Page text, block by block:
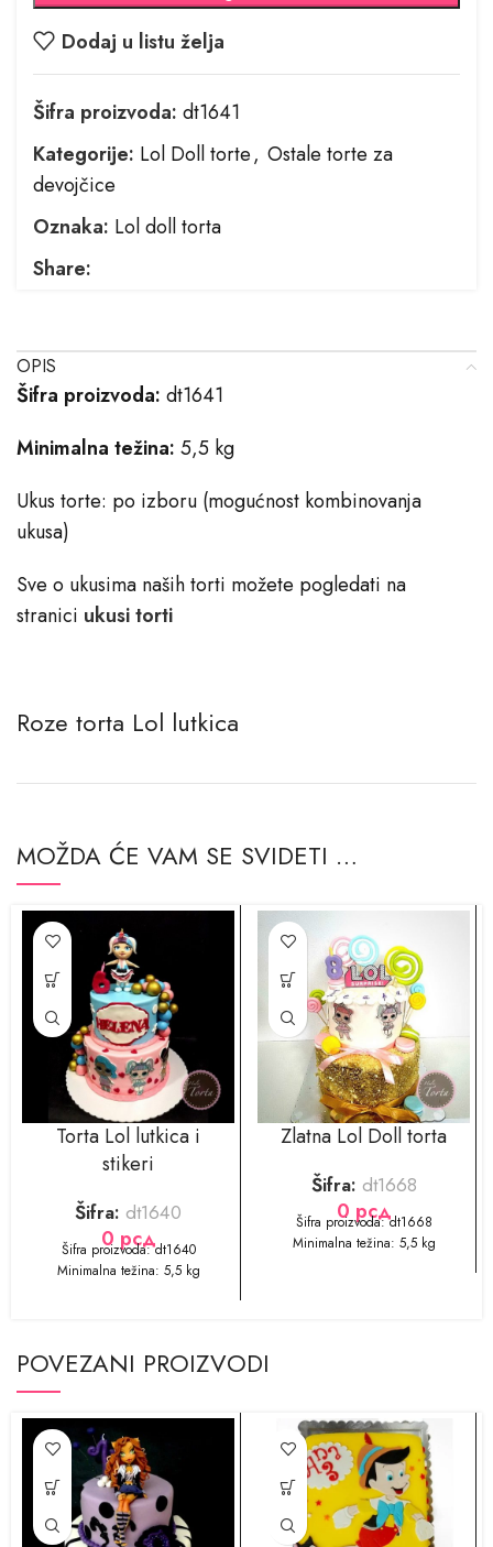
Dodaj u listu želja
Šifra proizvoda: dt1641
Kategorije: Lol Doll torte, Ostale torte za
devojčice
Oznaka: Lol doll torta
Share:
OPIS
Šifra proizvoda: dt1641
Minimalna težina: 5,5 kg
Ukus torte: po izboru (mogućnost kombinovanja
ukusa)
Sve o ukusima naših torti možete pogledati na
stranici ukusi torti
Roze torta Lol lutkica
MOŽDA ĆE VAM SE SVIDETI …
Torta Lol lutkica i
stikeri
Šifra: dt1640
0 рсд
Šifra proizvoda: dt1640
Minimalna težina: 5,5 kg
Zlatna Lol Doll torta
Šifra: dt1668
0 рсд
Šifra proizvoda: dt1668
Minimalna težina: 5,5 kg
POVEZANI PROIZVODI